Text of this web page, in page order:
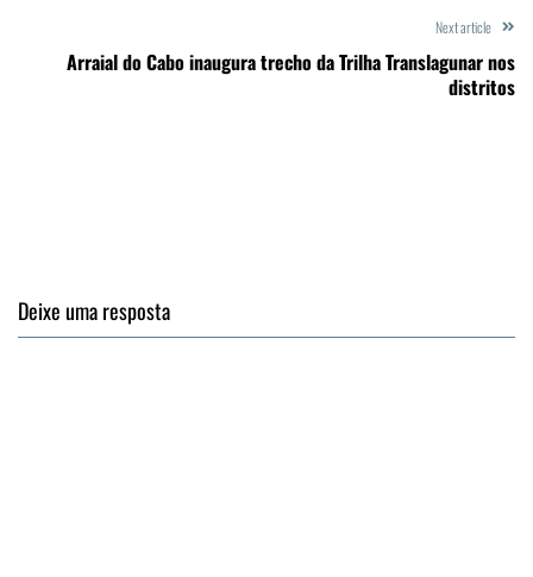
Next article
Arraial do Cabo inaugura trecho da Trilha Translagunar nos
distritos
Deixe uma resposta